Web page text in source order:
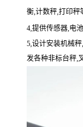
衡,计数秤,打印秤
4,提供传感器,电
5,设计安装机械秤,
发各种非标台秤,